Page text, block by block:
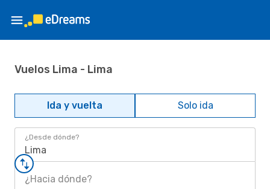
Vuelos Lima - Lima
Ida y vuelta Solo ida
¿Desde dónde?
Lima
¿Hacia dónde?